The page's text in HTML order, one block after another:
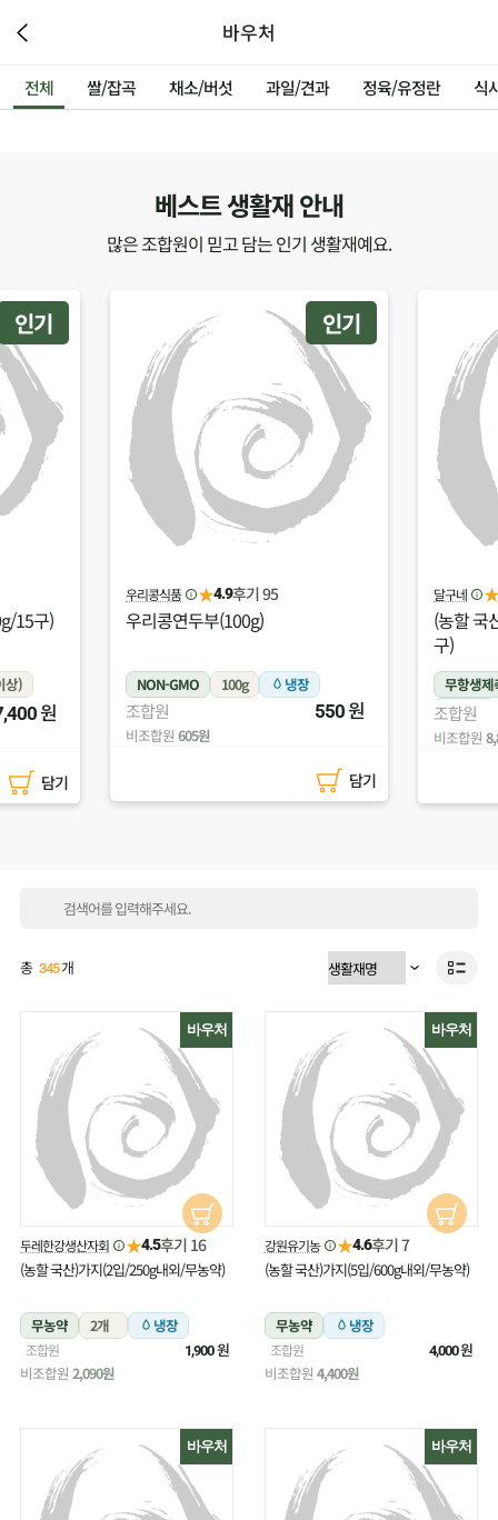
바우처
전체 쌀/잡곡 채소/버섯 과일/견과 정육/유정란 식
베스트 생활재 안내
많은 조합원이 믿고 담는 인기 생활재예요.
인기
550원
담기
인기
달구네 ★4.5후기 134
(농할 국산)달구네유정란(780g/15
무항생제축산물
780g이상
냉장
조합원 8,000원
비조합원 8,800원
담기
(주)두레올
(농할 국
무농약)
무농약
조합원
비조합원
총 345 개
바우처
두레한강생산자회 ★4.5후기 16
(농할 국산)가지(2입/250g내외/무농약)
무농약 2개 냉장
조합원 1,900원
비조합원 2,090원
바우처
강원유기농 ★4.6후기 7
(농할 국산)가지(5입/600g내외/무농약)
무농약 냉장
조합원 4,000원
비조합원 4,400원
바우처 바우처